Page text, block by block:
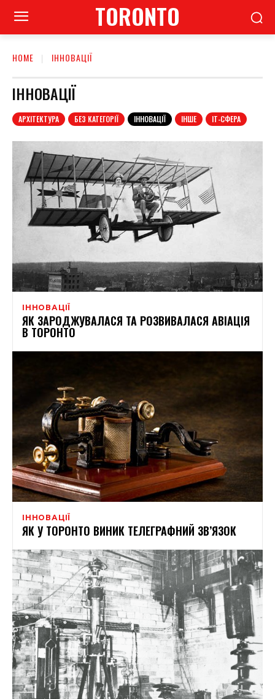
TORONTO
HOME ІННОВАЦІЇ
ІННОВАЦІЇ
АРХІТЕКТУРА БЕЗ КАТЕГОРІЇ ІННОВАЦІЇ ІНШЕ ІТ-СФЕРА
ІННОВАЦІЇ
ЯК ЗАРОДЖУВАЛАСЯ ТА РОЗВИВАЛАСЯ АВІАЦІЯ
В ТОРОНТО
ІННОВАЦІЇ
ЯК У ТОРОНТО ВИНИК ТЕЛЕГРАФНИЙ ЗВ’ЯЗОК